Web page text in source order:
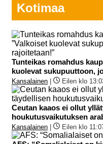
Kotimaa
Tunteikas romahdus
kuolevat sukupuuttoon,
Kansalainen Eilen klo
Ceutan kaaos ei ollut
houkutusvaikutuksen
Kansalainen Eilen klo